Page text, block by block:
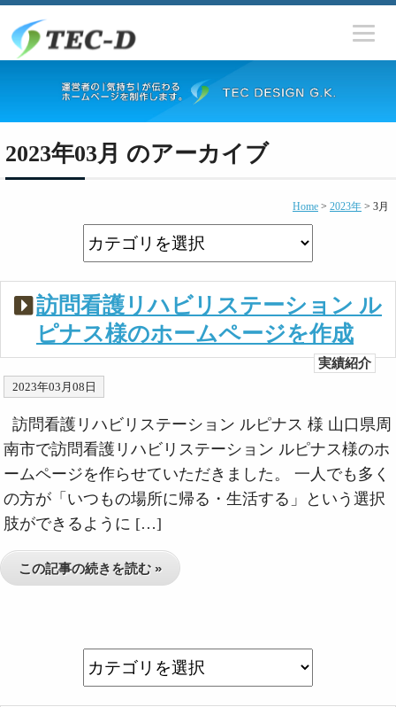
2023年03月 のアーカイブ
Home > 2023年 > 3月
訪問看護リハビリステーション ル
ピナス様のホームページを作成
実績紹介
2023年03月08日
訪問看護リハビリステーション ルピナス 様 山口県周
南市で訪問看護リハビリステーション ルピナス様のホ
ームページを作らせていただきました。 一人でも多く
の方が「いつもの場所に帰る・生活する」という選択
肢ができるように […]
この記事の続きを読む »